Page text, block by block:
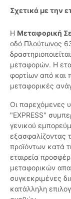
Σχετικά με την
Η Μεταφορική
οδό Πλούτωνος
μεταφορών. Η
φορτίων από και
μεταφορικές
Οι παρεχόμενες
"EXPRESS"
γενικού
εξασφαλίζοντας
προϊόντων κατά
εταιρεία
μεταφορικών
συγκεκριμένες
κατάλληλη